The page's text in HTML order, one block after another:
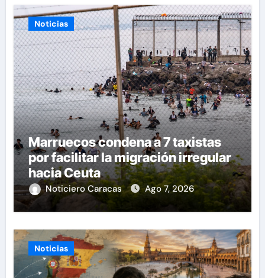
Noticias
Marruecos condena a 7 taxistas
por facilitar la migración irregular
hacia Ceuta
Noticiero Caracas Ago 7, 2026
Noticias